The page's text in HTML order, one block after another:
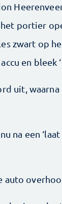
portier
zwart op
en bleek
uit,
na een
auto